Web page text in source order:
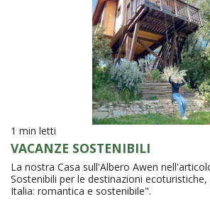
1 min letti
VACANZE SOSTENIBILI
La nostra Casa sull'Albero Awen
Sostenibili per le destinazioni ecoturistiche,
Italia: romantica e sostenibile".